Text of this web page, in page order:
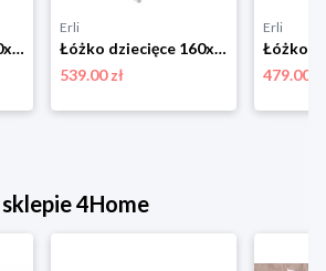
Łóżko dziecięce 160x80 + materace szuflada KUBUŚ P
Erli
Łóżko dziecięce 160x80 szuflada materac ACMA
539.00 zł
Erli
479.00 zł
4Home